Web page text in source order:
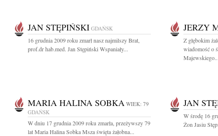
JAN STĘPIŃSKI GDAŃSK
16 grudnia 2009 roku zmarł nasz najmilszy Brat,
prof.dr hab.med. Jan Stępiński Wspaniały...
JERZY
Z głębokim
wiadomość o
MARIA HALINA SOBKA WIEK: 79
GDAŃSK
W dniu 17 grudnia 2009 roku zmarła, przeżywszy 79
lat Maria Halina Sobka Msza święta żałobna...
JAN
W środę 16
Żon Jasiu